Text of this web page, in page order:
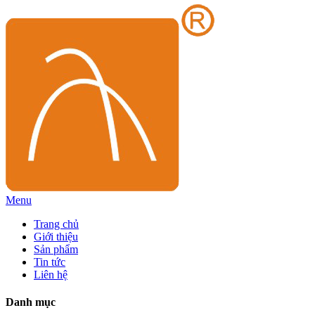
Menu
Trang chủ
Giới thiệu
Sản phẩm
Tin tức
Liên hệ
Danh mục